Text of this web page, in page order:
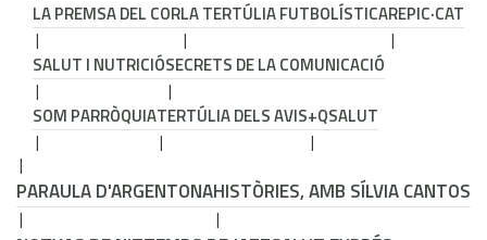
LA PREMSA DEL CORLA TERTÚLIA FUTBOLÍSTICAREPIC·CAT
SALUT I NUTRICIÓSECRETS DE LA COMUNICACIÓ
SOM PARRÒQUIATERTÚLIA DELS AVIS+QSALUT
PARAULA D'ARGENTONAHISTÒRIES, AMB SÍLVIA CANTOS